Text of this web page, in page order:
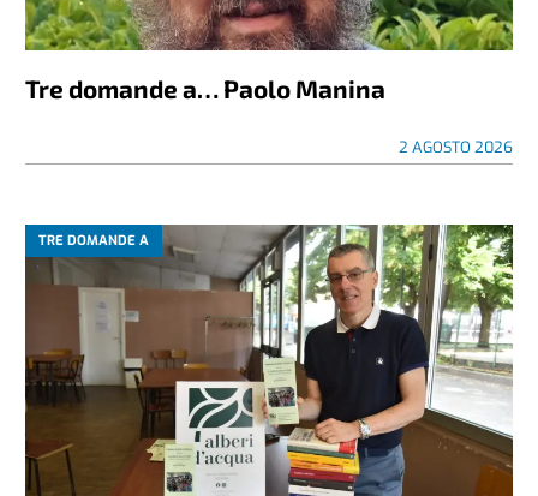
Tre domande a… Paolo Manina
2 AGOSTO 2026
TRE DOMANDE A